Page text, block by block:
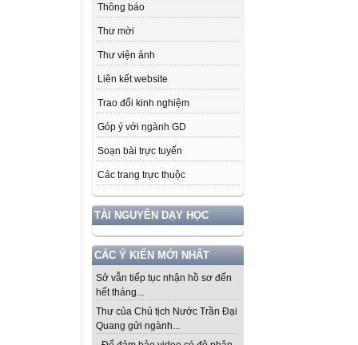
Thông báo
Thư mời
Thư viện ảnh
Liên kết website
Trao đổi kinh nghiệm
Góp ý với ngành GD
Soạn bài trực tuyến
Các trang trực thuộc
TÀI NGUYÊN DẠY HỌC
CÁC Ý KIẾN MỚI NHẤT
Sở vẫn tiếp tục nhận hồ sơ đến
hết tháng...
Thư của Chủ tịch Nước Trần Đại
Quang gửi ngành...